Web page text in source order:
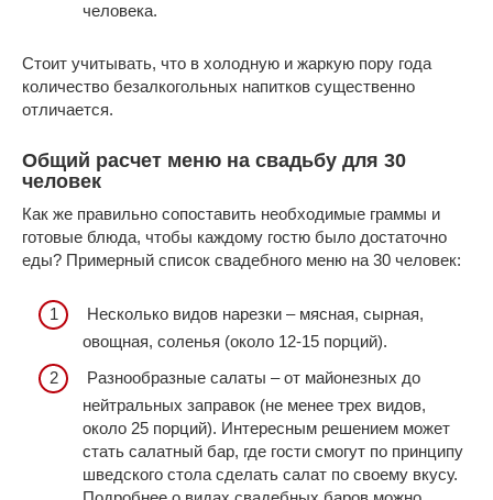
человека.
Стоит учитывать, что в холодную и жаркую пору года
количество безалкогольных напитков существенно
отличается.
Общий расчет меню на свадьбу для 30
человек
Как же правильно сопоставить необходимые граммы и
готовые блюда, чтобы каждому гостю было достаточно
еды? Примерный список свадебного меню на 30 человек:
Несколько видов нарезки – мясная, сырная,
овощная, соленья (около 12-15 порций).
Разнообразные салаты – от майонезных до
нейтральных заправок (не менее трех видов,
около 25 порций). Интересным решением может
стать салатный бар, где гости смогут по принципу
шведского стола сделать салат по своему вкусу.